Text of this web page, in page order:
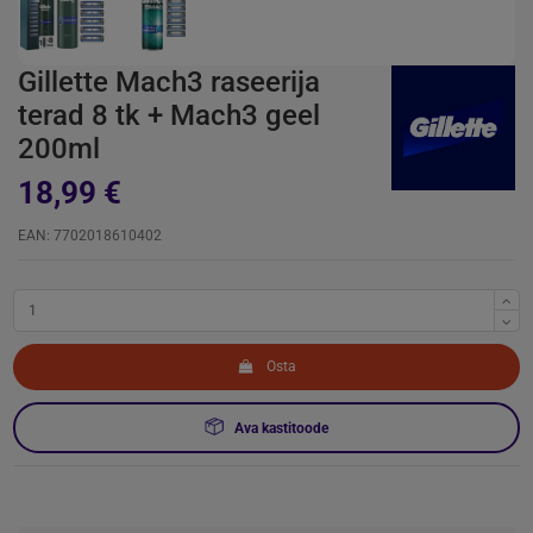
Gillette Mach3 raseerija
terad 8 tk + Mach3 geel
200ml
18,99 €
EAN: 7702018610402
Osta
Ava kastitoode